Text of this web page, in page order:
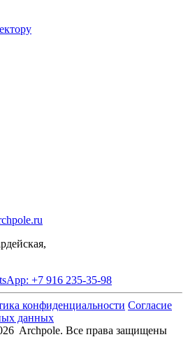
+7 916 235-35-98
конфиденциальности Согласие
данных
Archpole. Все права защищены